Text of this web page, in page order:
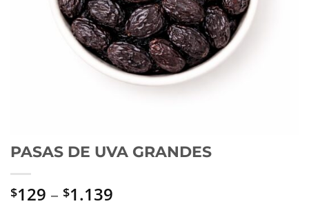
PASAS DE UVA GRANDES
$129 – $1.139